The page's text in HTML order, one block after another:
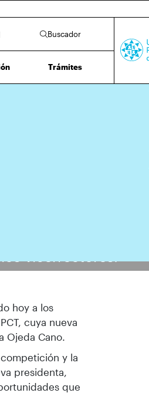
Buscador
Trámites
hoy a los
cuya nueva
Ojeda Cano.
y la
presidenta,
que